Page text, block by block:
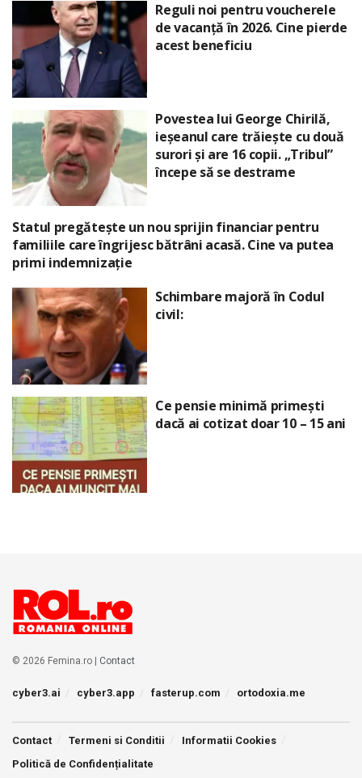
Reguli noi pentru voucherele
de vacanță în 2026. Cine pierde
acest beneficiu
Povestea lui George Chirilă,
ieșeanul care trăiește cu două
surori și are 16 copii. „Tribul”
începe să se destrame
Statul pregătește un nou sprijin financiar pentru
familiile care îngrijesc bătrâni acasă. Cine va putea
primi indemnizație
Schimbare majoră în Codul
civil:
Ce pensie minimă primești
dacă ai cotizat doar 10 – 15 ani
© 2026 Femina.ro | Contact
cyber3.ai cyber3.app fasterup.com ortodoxia.me
Contact Termeni si Conditii
Informatii Cookies
Politică de Confidențialitate